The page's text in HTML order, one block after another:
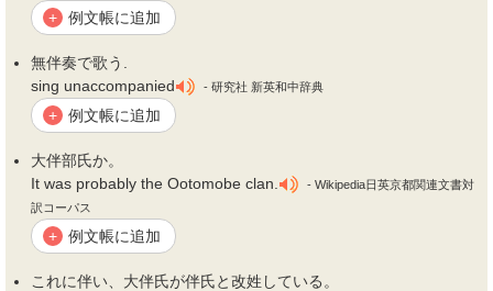
+ 例文帳に追加
無伴奏で歌う.
sing unaccompanied
- 研究社 新英和中辞典
+ 例文帳に追加
大伴部氏か。
It was probably the Ootomobe clan.
- Wikipedia日英京都関連文書対
訳コーパス
+ 例文帳に追加
これに伴い、大伴氏が伴氏と改姓している。